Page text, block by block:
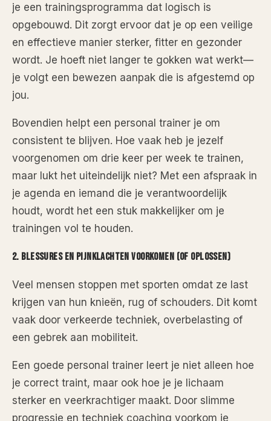
je een trainingsprogramma dat logisch is
opgebouwd. Dit zorgt ervoor dat je op een veilige
en effectieve manier sterker, fitter en gezonder
wordt. Je hoeft niet langer te gokken wat werkt—
je volgt een bewezen aanpak die is afgestemd op
jou.
Bovendien helpt een personal trainer je om
consistent te blijven. Hoe vaak heb je jezelf
voorgenomen om drie keer per week te trainen,
maar lukt het uiteindelijk niet? Met een afspraak in
je agenda en iemand die je verantwoordelijk
houdt, wordt het een stuk makkelijker om je
trainingen vol te houden.
2. Blessures en Pijnklachten Voorkomen (of Oplossen)
Veel mensen stoppen met sporten omdat ze last
krijgen van hun knieën, rug of schouders. Dit komt
vaak door verkeerde techniek, overbelasting of
een gebrek aan mobiliteit.
Een goede personal trainer leert je niet alleen hoe
je correct traint, maar ook hoe je je lichaam
sterker en veerkrachtiger maakt. Door slimme
progressie en techniek coaching voorkom je